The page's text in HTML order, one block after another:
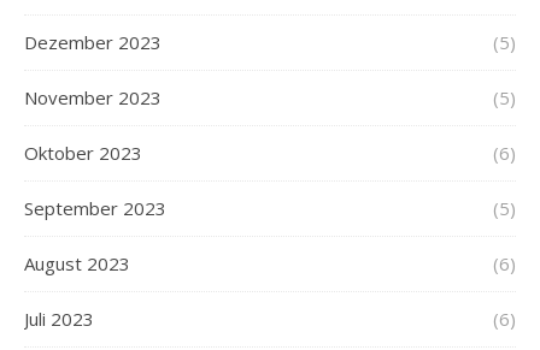
Dezember 2023 (5)
November 2023 (5)
Oktober 2023 (6)
September 2023 (5)
August 2023 (6)
Juli 2023 (6)